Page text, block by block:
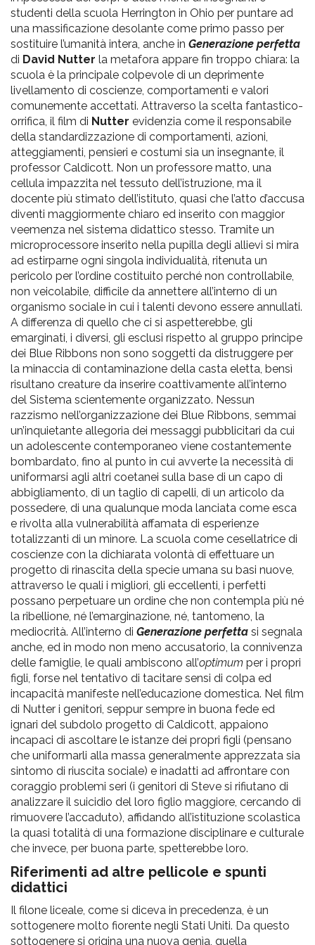
studenti della scuola Herrington in Ohio per puntare ad
una massificazione desolante come primo passo per
sostituire l’umanità intera, anche in Generazione perfetta
di David Nutter la metafora appare fin troppo chiara: la
scuola è la principale colpevole di un deprimente
livellamento di coscienze, comportamenti e valori
comunemente accettati. Attraverso la scelta fantastico-
orrifica, il film di Nutter evidenzia come il responsabile
della standardizzazione di comportamenti, azioni,
atteggiamenti, pensieri e costumi sia un insegnante, il
professor Caldicott. Non un professore matto, una
cellula impazzita nel tessuto dell’istruzione, ma il
docente più stimato dell’istituto, quasi che l’atto d’accusa
diventi maggiormente chiaro ed inserito con maggior
veemenza nel sistema didattico stesso. Tramite un
microprocessore inserito nella pupilla degli allievi si mira
ad estirparne ogni singola individualità, ritenuta un
pericolo per l’ordine costituito perché non controllabile,
non veicolabile, difficile da annettere all’interno di un
organismo sociale in cui i talenti devono essere annullati.
A differenza di quello che ci si aspetterebbe, gli
emarginati, i diversi, gli esclusi rispetto al gruppo principe
dei Blue Ribbons non sono soggetti da distruggere per
la minaccia di contaminazione della casta eletta, bensì
risultano creature da inserire coattivamente all’interno
del Sistema scientemente organizzato. Nessun
razzismo nell’organizzazione dei Blue Ribbons, semmai
un’inquietante allegoria dei messaggi pubblicitari da cui
un adolescente contemporaneo viene costantemente
bombardato, fino al punto in cui avverte la necessità di
uniformarsi agli altri coetanei sulla base di un capo di
abbigliamento, di un taglio di capelli, di un articolo da
possedere, di una qualunque moda lanciata come esca
e rivolta alla vulnerabilità affamata di esperienze
totalizzanti di un minore. La scuola come cesellatrice di
coscienze con la dichiarata volontà di effettuare un
progetto di rinascita della specie umana su basi nuove,
attraverso le quali i migliori, gli eccellenti, i perfetti
possano perpetuare un ordine che non contempla più né
la ribellione, né l’emarginazione, né, tantomeno, la
mediocrità. All’interno di Generazione perfetta si segnala
anche, ed in modo non meno accusatorio, la connivenza
delle famiglie, le quali ambiscono all’optimum per i propri
figli, forse nel tentativo di tacitare sensi di colpa ed
incapacità manifeste nell’educazione domestica. Nel film
di Nutter i genitori, seppur sempre in buona fede ed
ignari del subdolo progetto di Caldicott, appaiono
incapaci di ascoltare le istanze dei propri figli (pensano
che uniformarli alla massa generalmente apprezzata sia
sintomo di riuscita sociale) e inadatti ad affrontare con
coraggio problemi seri (i genitori di Steve si rifiutano di
analizzare il suicidio del loro figlio maggiore, cercando di
rimuovere l’accaduto), affidando all’istituzione scolastica
la quasi totalità di una formazione disciplinare e culturale
che invece, per buona parte, spetterebbe loro.
Riferimenti ad altre pellicole e spunti
didattici
Il filone liceale, come si diceva in precedenza, è un
sottogenere molto fiorente negli Stati Uniti. Da questo
sottogenere si origina una nuova genìa, quella